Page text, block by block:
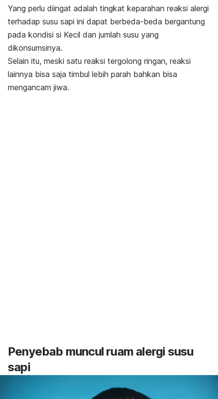
Yang perlu diingat adalah tingkat keparahan reaksi alergi
terhadap susu sapi ini dapat berbeda-beda bergantung
pada kondisi si Kecil dan jumlah susu yang
dikonsumsinya.
Selain itu, meski satu reaksi tergolong ringan, reaksi
lainnya bisa saja timbul lebih parah bahkan bisa
mengancam jiwa.
Penyebab muncul ruam alergi susu
sapi